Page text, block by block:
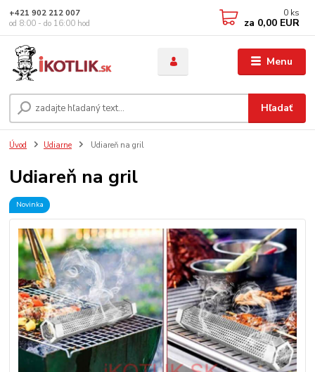
Menu
Hľadať
+421 902 212 007
od 8:00 - do 16:00 hod
0 ks
za 0,00 EUR
Úvod Udiarne Udiareň na gril
Udiareň na gril
Novinka